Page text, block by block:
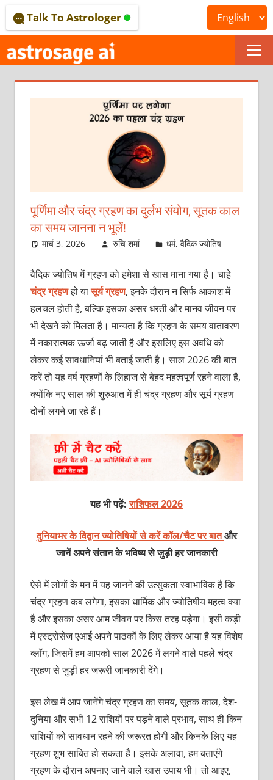
to
content
ONLINE
ASTROLOGICAL
JOURNAL
–
ASTROSAGE
MAGAZINE
Talk To Astrologer
पूर्णिमा और चंद्र ग्रहण का दुर्लभ संयोग, सूतक काल
का समय जानना न भूलें!
मार्च 3, 2026 रुचि शर्मा धर्म,वैदिक ज्योतिष
वैदिक ज्योतिष में ग्रहण को हमेशा से खास माना गया है। चाहे
चंद्र ग्रहणहो यासूर्य ग्रहण, इनके दौरान न सिर्फ आकाश में
हलचल होती है, बल्कि इसका असर धरती और मानव जीवन पर
भी देखने को मिलता है। मान्यता है कि ग्रहण के समय वातावरण
में नकारात्मक ऊर्जा बढ़ जाती है और इसलिए इस अवधि को
लेकर कई सावधानियां भी बताई जाती है। साल 2026 की बात
करें तो यह वर्ष ग्रहणों के लिहाज से बेहद महत्वपूर्ण रहने वाला है,
क्योंकि नए साल की शुरुआत में ही चंद्र ग्रहण और सूर्य ग्रहण
दोनों लगने जा रहे हैं।
यह भी पढ़ें:राशिफल 2026
दुनियाभर के विद्वान ज्योतिषियों से करें कॉल/चैट पर बातऔर
जानें अपने संतान के भविष्य से जुड़ी हर जानकारी
ऐसे में लोगों के मन में यह जानने की उत्सुकता स्वाभाविक है कि
चंद्र ग्रहण कब लगेगा, इसका धार्मिक और ज्योतिषीय महत्व क्या
है और इसका असर आम जीवन पर किस तरह पड़ेगा। इसी कड़ी
में एस्ट्रोसेज एआई अपने पाठकों के लिए लेकर आया है यह विशेष
ब्लॉग, जिसमें हम आपको साल 2026 में लगने वाले पहले चंद्र
ग्रहण से जुड़ी हर जरूरी जानकारी देंगे।
इस लेख में आप जानेंगे चंद्र ग्रहण का समय, सूतक काल, देश-
दुनिया और सभी 12 राशियों पर पड़ने वाले प्रभाव, साथ ही किन
राशियों को सावधान रहने की जरूरत होगी और किनके लिए यह
ग्रहण शुभ साबित हो सकता है। इसके अलावा, हम बताएंगे
ग्रहण के दौरान अपनाए जाने वाले खास उपाय भी। तो आइए,